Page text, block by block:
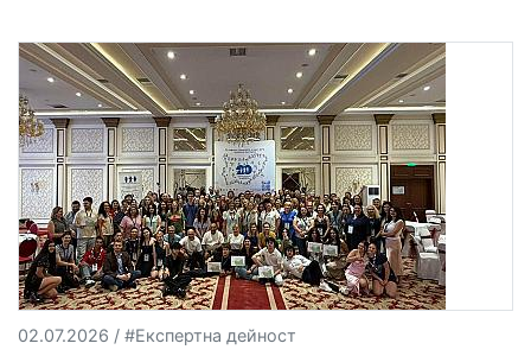
02.07.2026 / #Експертна дейност